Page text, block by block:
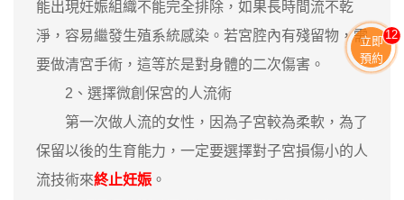
能出現妊娠組織不能完全排除，如果長時間流不乾
淨，容易繼發生殖系統感染。若宮腔內有殘留物，需
要做清宮手術，這等於是對身體的二次傷害。
2、選擇微創保宮的人流術
第一次做人流的女性，因為子宮較為柔軟，為了
保留以後的生育能力，一定要選擇對子宮損傷小的人
流技術來終止妊娠 。
立即
預約
13